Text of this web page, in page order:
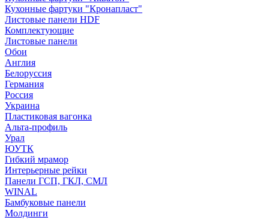
Кухонные фартуки "Кронапласт"
Листовые панели HDF
Комплектующие
Листовые панели
Обои
Англия
Белоруссия
Германия
Россия
Украина
Пластиковая вагонка
Альта-профиль
Урал
ЮУТК
Гибкий мрамор
Интерьерные рейки
Панели ГСП, ГКЛ, СМЛ
WINAL
Бамбуковые панели
Молдинги